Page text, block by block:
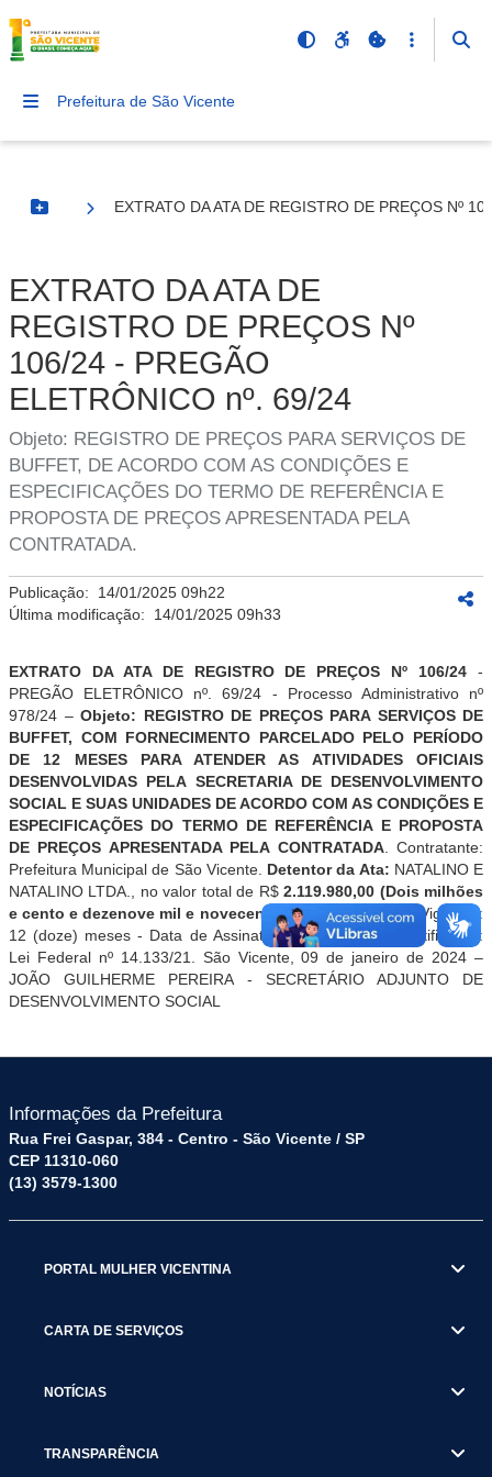
Prefeitura de São Vicente
Botão Menu
EXTRATO DA ATA DE REGISTRO DE PREÇOS Nº
EXTRATO DA ATA DE
REGISTRO DE PREÇOS Nº
106/24 - PREGÃO
ELETRÔNICO nº. 69/24
Objeto: REGISTRO DE PREÇOS PARA SERVIÇOS DE
BUFFET, DE ACORDO COM AS CONDIÇÕES E
ESPECIFICAÇÕES DO TERMO DE REFERÊNCIA E
PROPOSTA DE PREÇOS APRESENTADA PELA
CONTRATADA.
Publicação: 14/01/2025 09h22
Última modificação: 14/01/2025 09h33
EXTRATO DA ATA DE REGISTRO DE PREÇOS Nº 106/24 -
PREGÃO ELETRÔNICO nº.69/24 - Processo Administrativo nº
978/24 – Objeto: REGISTRO DE PREÇOS PARA SERVIÇOS DE
BUFFET, COM FORNECIMENTO PARCELADO PELO PERÍODO
DE 12 MESES PARA ATENDER AS ATIVIDADES OFICIAIS
DESENVOLVIDAS PELA SECRETARIA DE DESENVOLVIMENTO
SOCIAL E SUAS UNIDADES DE ACORDO COM AS CONDIÇÕES E
ESPECIFICAÇÕES DO TERMO DE REFERÊNCIA E PROPOSTA
DE PREÇOS APRESENTADA PELA CONTRATADA.
Contratante:
Prefeitura Municipal de São Vicente. Detentor da Ata: NATALINO E
NATALINO LTDA.
, no valor total de R$2.119.980,00 (Dois milhões
e cento e dezenove mil e novecentos e oitentareais)- Vigência:
12 (doze) meses - Data de Assinatura:26/12/2024 – Justificativa:
Lei Federal nº 14.133/21. São Vicente,09 de janeiro de 2024 –
JOÃO GUILHERME PEREIRA- SECRETÁRIOADJUNTODE
DESENVOLVIMENTO SOCIAL
Informações da Prefeitura
Rua Frei Gaspar, 384 - Centro - São Vicente / SP
CEP 11310-060
(13) 3579-1300
PORTAL MULHER VICENTINA
CARTA DE SERVIÇOS
NOTÍCIAS
TRANSPARÊNCIA